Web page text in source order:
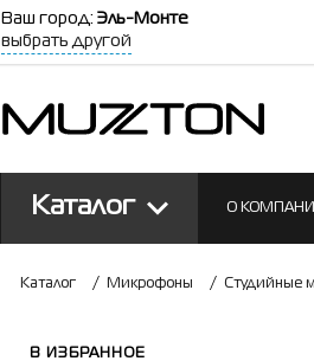
Ваш город: Эль-Монте
выбрать другой
Каталог О
КОНТАКТЫ
Каталог / Микрофоны / Студийные
В ИЗБРАННОЕ